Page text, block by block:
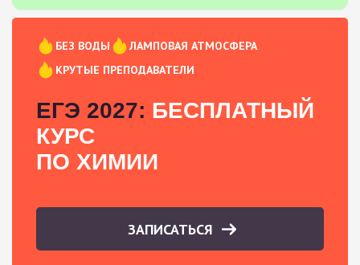
БЕЗ ВОДЫ
ЛАМПОВАЯ АТМОСФЕРА
КРУТЫЕ ПРЕПОДАВАТЕЛИ
ЕГЭ 2027: БЕСПЛАТНЫЙ
КУРС
ПО ХИМИИ
ЗАПИСАТЬСЯ